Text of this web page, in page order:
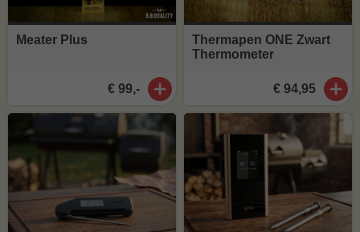
Meater Plus
€ 99,-
Thermapen ONE Zwart
Thermometer
€ 94,95